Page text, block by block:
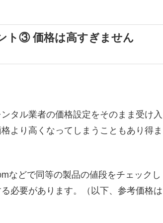
ト③ 価格は高すぎません
タル業者の価格設定をそのまま受け入
より高くなってしまうこともあり得ま
などで同等の製品の値段をチェックし
必要があります。（以下、参考価格は